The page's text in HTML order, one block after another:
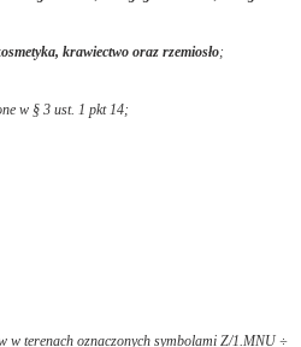
krawiectwo oraz rzemiosło;
w § 3 ust. 1 pkt 14;
w terenach oznaczonych symbolami Z/1.MNU ÷